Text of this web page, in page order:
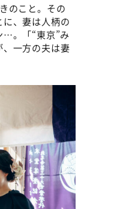
のこと。その
、妻は人柄の
…。「“東京”み
一方の夫は妻